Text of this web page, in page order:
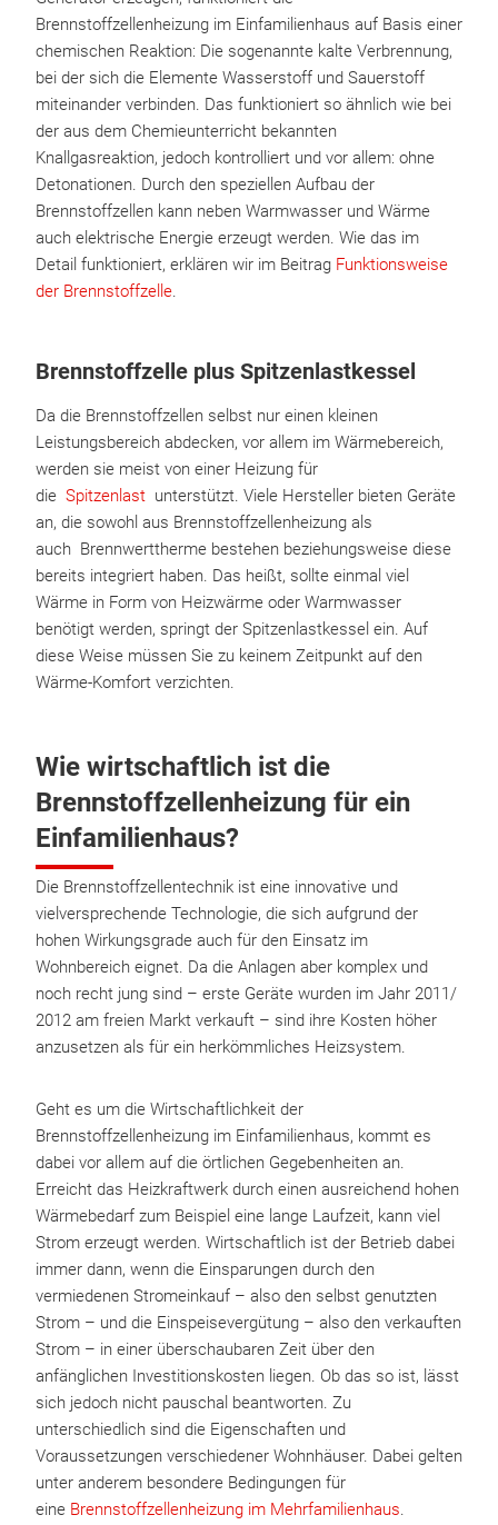
Brennstoffzellenheizung im Einfamilienhaus auf Basis einer
chemischen Reaktion: Die sogenannte kalte Verbrennung,
bei der sich die Elemente Wasserstoff und Sauerstoff
miteinander verbinden. Das funktioniert so ähnlich wie bei
der aus dem Chemieunterricht bekannten
Knallgasreaktion, jedoch kontrolliert und vor allem: ohne
Detonationen. Durch den speziellen Aufbau der
Brennstoffzellen kann neben Warmwasser und Wärme
auch elektrische Energie erzeugt werden. Wie das im
Detail funktioniert, erklären wir im Beitrag Funktionsweise
der Brennstoffzelle.
Brennstoffzelle plus Spitzenlastkessel
Da die Brennstoffzellen selbst nur einen kleinen
Leistungsbereich abdecken, vor allem im Wärmebereich,
werden sie meist von einer Heizung für
die Spitzenlast unterstützt. Viele Hersteller bieten Geräte
an, die sowohl aus Brennstoffzellenheizung als
auch Brennwerttherme bestehen beziehungsweise diese
bereits integriert haben. Das heißt, sollte einmal viel
Wärme in Form von Heizwärme oder Warmwasser
benötigt werden, springt der Spitzenlastkessel ein. Auf
diese Weise müssen Sie zu keinem Zeitpunkt auf den
Wärme-Komfort verzichten.
Wie wirtschaftlich ist die
Brennstoffzellenheizung für ein
Einfamilienhaus?
Die Brennstoffzellentechnik ist eine innovative und
vielversprechende Technologie, die sich aufgrund der
hohen Wirkungsgrade auch für den Einsatz im
Wohnbereich eignet. Da die Anlagen aber komplex und
noch recht jung sind – erste Geräte wurden im Jahr 2011/
2012 am freien Markt verkauft – sind ihre Kosten höher
anzusetzen als für ein herkömmliches Heizsystem.
Geht es um die Wirtschaftlichkeit der
Brennstoffzellenheizung im Einfamilienhaus, kommt es
dabei vor allem auf die örtlichen Gegebenheiten an.
Erreicht das Heizkraftwerk durch einen ausreichend hohen
Wärmebedarf zum Beispiel eine lange Laufzeit, kann viel
Strom erzeugt werden. Wirtschaftlich ist der Betrieb dabei
immer dann, wenn die Einsparungen durch den
vermiedenen Stromeinkauf – also den selbst genutzten
Strom – und die Einspeisevergütung – also den verkauften
Strom – in einer überschaubaren Zeit über den
anfänglichen Investitionskosten liegen. Ob das so ist, lässt
sich jedoch nicht pauschal beantworten. Zu
unterschiedlich sind die Eigenschaften und
Voraussetzungen verschiedener Wohnhäuser. Dabei gelten
unter anderem besondere Bedingungen für
eine Brennstoffzellenheizung im Mehrfamilienhaus.